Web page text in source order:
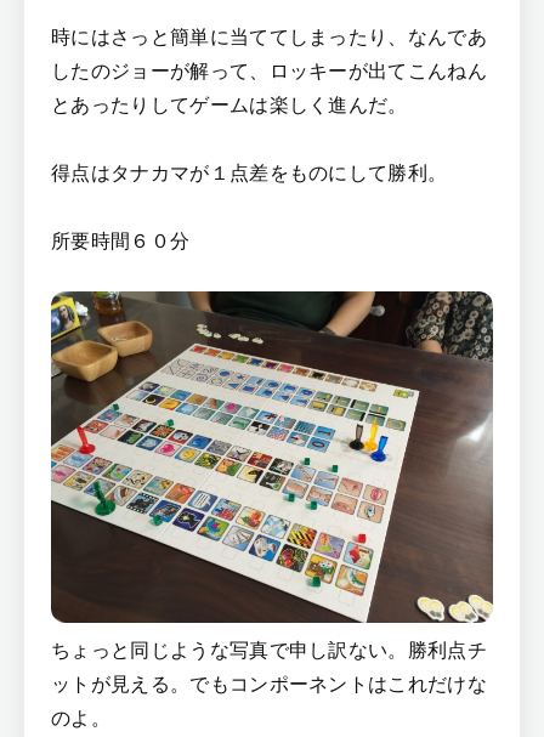
時にはさっと簡単に当ててしまったり、なんであ
したのジョーが解って、ロッキーが出てこんねん
とあったりしてゲームは楽しく進んだ。
得点はタナカマが１点差をものにして勝利。
所要時間６０分
ちょっと同じような写真で申し訳ない。勝利点チ
ットが見える。でもコンポーネントはこれだけな
のよ。